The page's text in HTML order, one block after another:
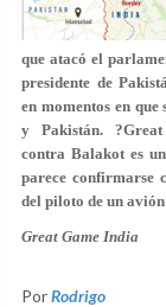
que atacó el
presidente de
en momentos en
y Pakistán.
contra Balakot es
parece confirmarse
del piloto de un
Great Game India
PorRodrigo